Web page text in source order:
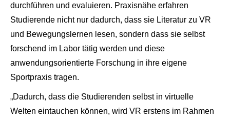
durchführen und evaluieren. Praxisnähe erfahren
Studierende nicht nur dadurch, dass sie Literatur zu VR
und Bewegungslernen lesen, sondern dass sie selbst
forschend im Labor tätig werden und diese
anwendungsorientierte Forschung in ihre eigene
Sportpraxis tragen.
„Dadurch, dass die Studierenden selbst in virtuelle
Welten eintauchen können, wird VR erstens im Rahmen